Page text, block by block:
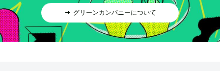
グリーンカンパニーについて